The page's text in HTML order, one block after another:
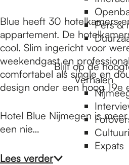
Pers &
Blijf op de
Verhalen
Expats
Blue heeft 30 hotelkamers
appartement. De
cool. Slim ingericht voor
weekendgast en
comfortabel als single en
design onder een hoog 19e
Hotel Blue Nijmegen is
een nie…
Lees verder